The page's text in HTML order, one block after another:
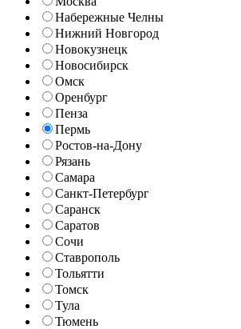
Набережные Челны
Нижний Новгород
Новокузнецк
Новосибирск
Омск
Оренбург
Пенза
Пермь
Ростов-на-Дону
Рязань
Самара
Санкт-Петербург
Саранск
Саратов
Сочи
Ставрополь
Тольятти
Томск
Тула
Тюмень